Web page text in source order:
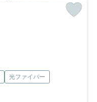
光ファイバー